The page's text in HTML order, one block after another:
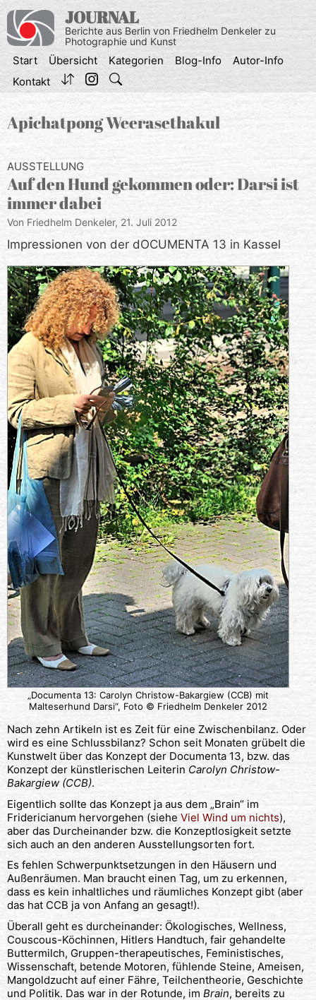
Inhalt
springen
JOURNAL
Berichte aus Berlin von Friedhelm Denkeler zu
Photographie und Kunst
Start Übersicht Kategorien Blog-Info
Autor-Info
Kontakt
Apichatpong Weerasethakul
AUSSTELLUNG
Auf den Hund gekommen oder: Darsi ist
immer dabei
Von Friedhelm Denkeler, 21. Juli 2012
Impressionen von der dOCUMENTA 13 in Kassel
„Documenta 13: Carolyn Christow-Bakargiew (CCB) mit
Malteserhund Darsi“, Foto © Friedhelm Denkeler 2012
Nach zehn Artikeln ist es Zeit für eine Zwischenbilanz. Oder
wird es eine Schlussbilanz? Schon seit Monaten grübelt die
Kunstwelt über das Konzept der Documenta 13, bzw. das
Konzept der künstlerischen Leiterin Carolyn Christow-
Bakargiew (CCB).
Eigentlich sollte das Konzept ja aus dem „Brain“ im
Fridericianum hervorgehen (siehe Viel Wind um nichts),
aber das Durcheinander bzw. die Konzeptlosigkeit setzte
sich auch an den anderen Ausstellungsorten fort.
Es fehlen Schwerpunktsetzungen in den Häusern und
Außenräumen. Man braucht einen Tag, um zu erkennen,
dass es kein inhaltliches und räumliches Konzept gibt (aber
das hat CCB ja von Anfang an gesagt!).
Überall geht es durcheinander: Ökologisches, Wellness,
Couscous-Köchinnen, Hitlers Handtuch, fair gehandelte
Buttermilch, Gruppen-therapeutisches, Feministisches,
Wissenschaft, betende Motoren, fühlende Steine, Ameisen,
Mangoldzucht auf einer Fähre, Teilchentheorie, Geschichte
und Politik. Das war in der Rotunde, im Brain, bereits zu